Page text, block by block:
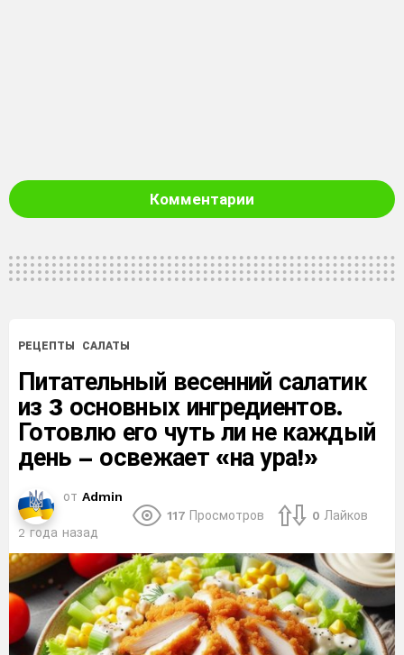
Комментарии
РЕЦЕПТЫ САЛАТЫ
Питательный весенний салатик
из 3 основных ингредиентов.
Готовлю его чуть ли не каждый
день – освежает «на ура!»
от Admin
2 года назад
117 Просмотров 0 Лайков